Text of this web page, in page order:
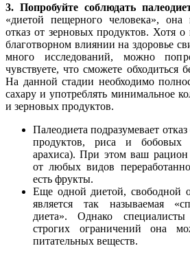
3. Попробуйте соблюдать
«диетой пещерного человека», она
отказ от зерновых продуктов. Хотя
благотворном влиянии на здоровье
много исследований, можно
чувствуете, что сможете обходиться
На данной стадии необходимо
сахару и употреблять минимальное
и зерновых продуктов.
Палеодиета подразумевает
продуктов, риса и бобовых
арахиса). При этом ваш
от любых видов
есть фрукты.
Еще одной диетой, свободной
является так называемая
диета». Однако
строгих ограничений она
питательных веществ.